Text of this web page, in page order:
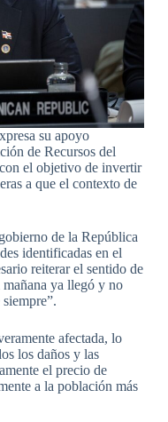
su apoyo
de Recursos del
el objetivo de invertir
a que el contexto de
de la República
identificadas en el
reiterar el sentido de
ya llegó y no
afectada, lo
los daños y las
el precio de
a la población más